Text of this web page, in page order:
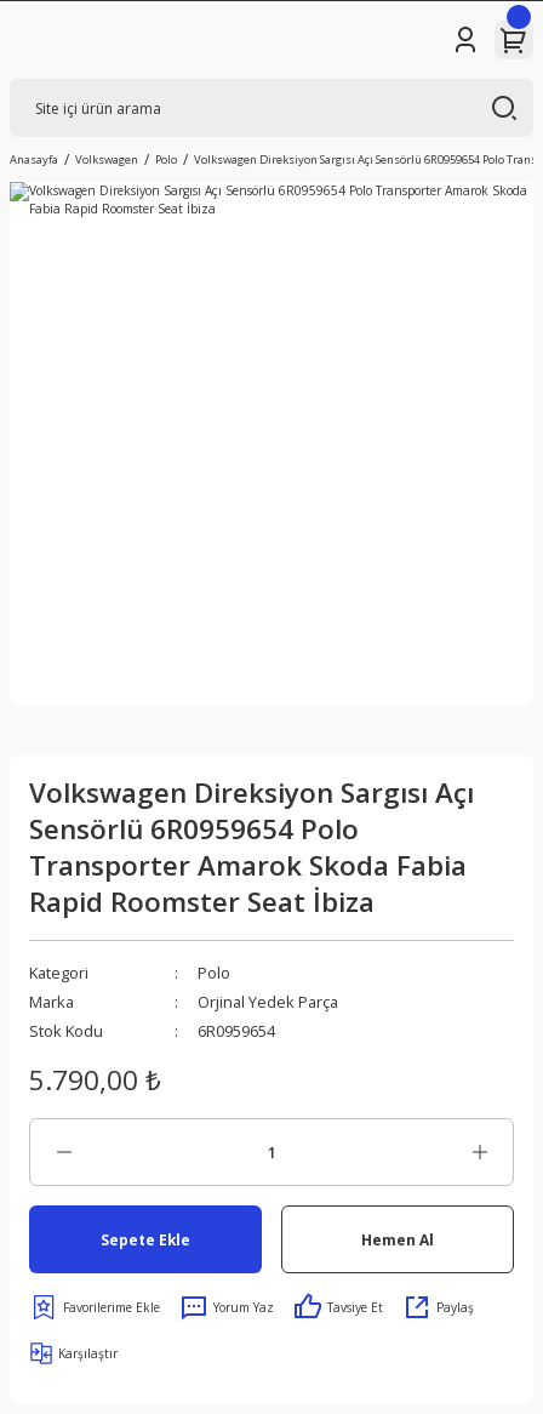
Anasayfa Volkswagen Polo Volkswagen Direksiyon Sargısı Açı Sensörlü 6R0959654 Polo
Volkswagen Direksiyon Sargısı Açı
Sensörlü 6R0959654 Polo
Transporter Amarok Skoda Fabia
Rapid Roomster Seat İbiza
Kategori
Polo
Marka
Orjinal Yedek Parça
Stok Kodu
6R0959654
5.790,00 ₺
Sepete Ekle Hemen Al
Yorum Yaz Tavsiye Et Paylaş
Karşılaştır